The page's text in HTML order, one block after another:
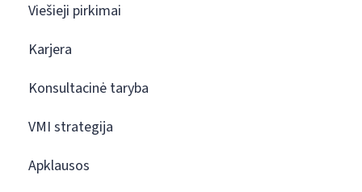
Viešieji pirkimai
Karjera
Konsultacinė taryba
VMI strategija
Apklausos